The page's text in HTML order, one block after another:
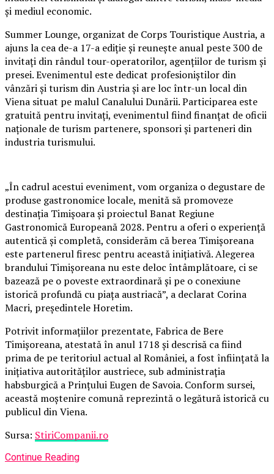
și mediul economic.
Summer Lounge, organizat de Corps Touristique Austria, a
ajuns la cea de-a 17-a ediție și reunește anual peste 300 de
invitați din rândul tour-operatorilor, agențiilor de turism și
presei. Evenimentul este dedicat profesioniștilor din
vânzări și turism din Austria și are loc într-un local din
Viena situat pe malul Canalului Dunării. Participarea este
gratuită pentru invitați, evenimentul fiind finanțat de oficii
naționale de turism partenere, sponsori și parteneri din
industria turismului.
„În cadrul acestui eveniment, vom organiza o degustare de
produse gastronomice locale, menită să promoveze
destinația Timișoara și proiectul Banat Regiune
Gastronomică Europeană 2028. Pentru a oferi o experiență
autentică și completă, considerăm că berea Timișoreana
este partenerul firesc pentru această inițiativă. Alegerea
brandului Timișoreana nu este deloc întâmplătoare, ci se
bazează pe o poveste extraordinară și pe o conexiune
istorică profundă cu piața austriacă”, a declarat Corina
Macri, președintele Horetim.
Potrivit informațiilor prezentate, Fabrica de Bere
Timișoreana, atestată în anul 1718 și descrisă ca fiind
prima de pe teritoriul actual al României, a fost înființată la
inițiativa autorităților austriece, sub administrația
habsburgică a Prințului Eugen de Savoia. Conform sursei,
această moștenire comună reprezintă o legătură istorică cu
publicul din Viena.
Sursa: StiriCompanii.ro
Continue Reading